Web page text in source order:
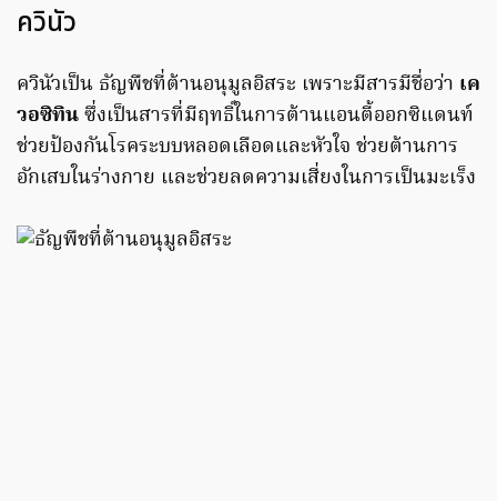
ควินัว
ควินัวเป็น ธัญพืชที่ต้านอนุมูลอิสระ เพราะมีสารมีชื่อว่า เค
วอซิทินซึ่งเป็นสารที่มีฤทธิ์ในการต้านแอนตี้ออกซิแดนท์
ช่วยป้องกันโรคระบบหลอดเลือดและหัวใจ ช่วยต้านการ
อักเสบในร่างกาย และช่วยลดความเสี่ยงในการเป็นมะเร็ง